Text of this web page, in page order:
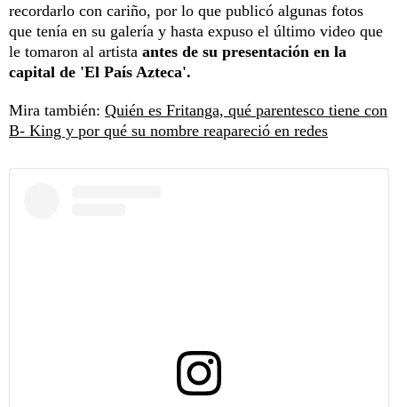
recordarlo con cariño, por lo que publicó algunas fotos
que tenía en su galería y hasta expuso el último video que
le tomaron al artista antes de su presentación en la
capital de 'El País Azteca'.
Mira también: Quién es Fritanga, qué parentesco tiene con
B- King y por qué su nombre reapareció en redes